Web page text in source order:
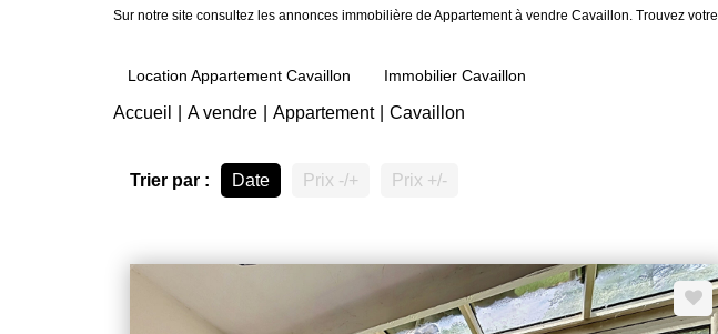
Sur notre site consultez les annonces immobilière de Appartement à vendre Cavaillon. Trouvez
Location Appartement Cavaillon Immobilier Cavaillon
Accueil A vendre Appartement Cavaillon
Trier par : Date Prix -/+ Prix +/-